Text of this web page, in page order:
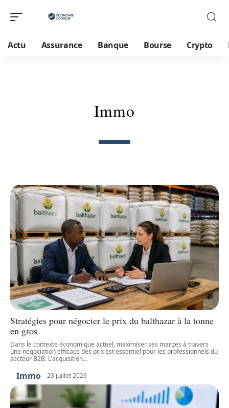
Actu Assurance Banque Bourse Crypto
Immo
Stratégies pour négocier le prix du balthazar à la tonne
en gros
Dans le contexte économique actuel, maximiser ses marges à travers
une négociation efficace des prix est essentiel pour les professionnels du
secteur B2B. L'acquisition…
Immo 23 juillet 2026